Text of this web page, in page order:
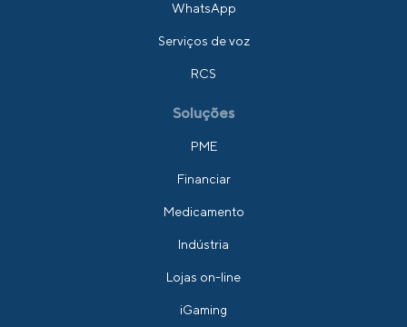
WhatsApp
Serviços de voz
RCS
Soluções
PME
Financiar
Medicamento
Indústria
Lojas on-line
iGaming